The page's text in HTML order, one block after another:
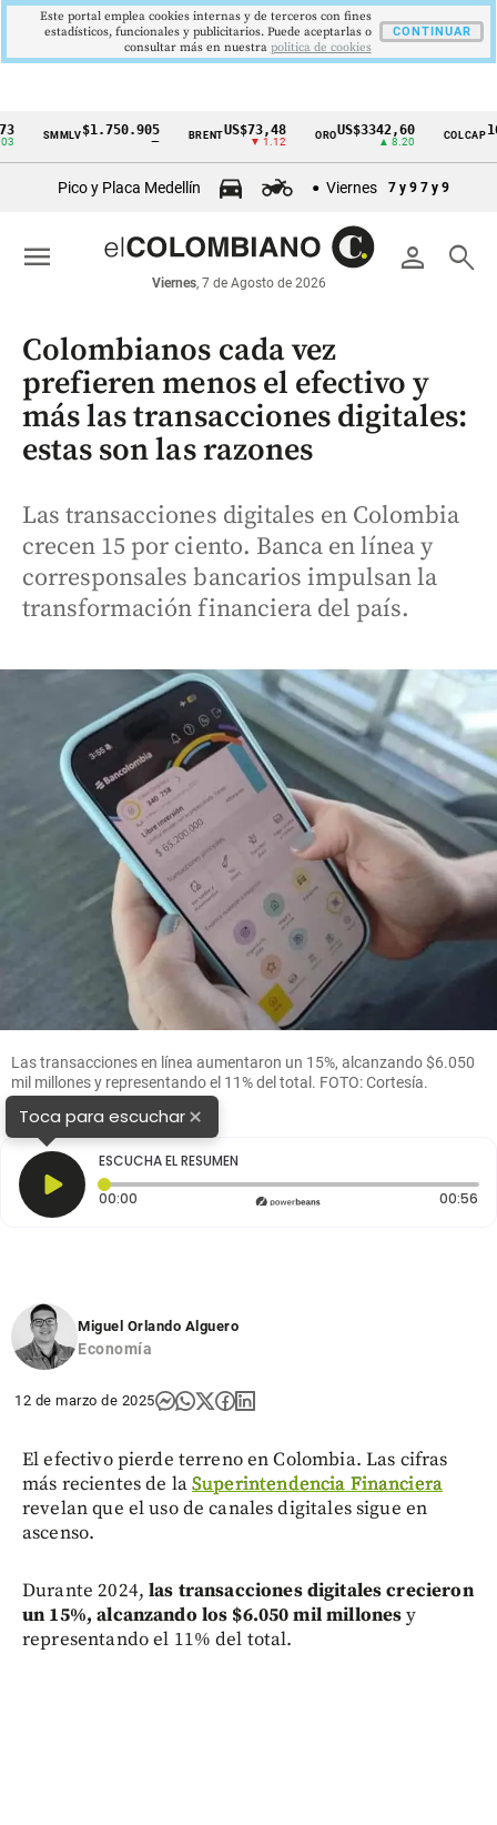
Cintillo
económicos
Colombia
SMMLV $1.750.905 BRENT US$73,48
▼ 1.12
ORO US$3342,60 COLCAP
Pico y Placa Medellín Viernes 7 y 9 7 y 9
person search
Viernes, 7 de Agosto de 2026
menu
Colombianos cada vez
prefieren menos el efectivo y
más las transacciones digitales:
estas son las razones
Las transacciones digitales en Colombia
crecen 15 por ciento. Banca en línea y
corresponsales bancarios impulsan la
transformación financiera del país.
Las transacciones en línea aumentaron un 15%, alcanzando $6.050
mil millones y representando el 11% del total. FOTO: Cortesía.
Toca para escuchar×
ESCUCHA EL RESUMEN
00:00 Tiempo transcurrido: 0 segundos 00:56
Miguel Orlando Alguero
Economía
12 de marzo de 2025
El efectivo pierde terreno en Colombia. Las cifras
más recientes de laSuperintendencia Financiera
revelan que el uso de canales digitales sigue en
ascenso.
Durante 2024,las transacciones digitales crecieron
un 15%, alcanzando los $6.050 mil millonesy
representando el 11% del total.
Este portal emplea cookies internas y de terceros con fines
estadísticos, funcionales y publicitarios. Puede aceptarlas o
consultar más en nuestra politica de cookies
CONTINUAR